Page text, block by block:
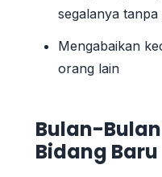
segalanya
Mengabaikan
orang lain
Bulan-
Bidang Baru